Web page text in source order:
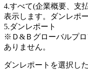
4.すべて(企業概要、支
表示します。ダンレポ
5.ダンレポート
※Ｄ&Ｂグローバルプ
ありません。
ダンレポートを選択し